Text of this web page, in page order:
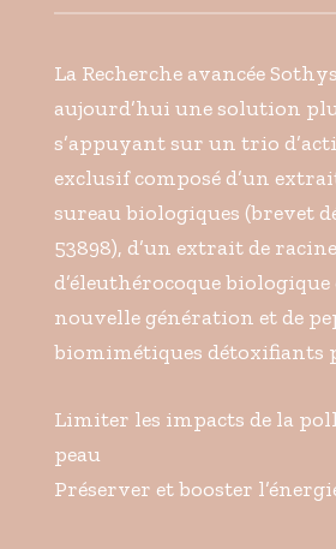
La Recherche avancée
aujourd’hui une solution
s’appuyant sur un trio
exclusif composé d’un
sureau biologiques (brevet
53898), d’un extrait de racine
d’éleuthérocoque
nouvelle génération et de
biomimétiques détoxifiants
Limiter les impacts de la
peau
Préserver et booster